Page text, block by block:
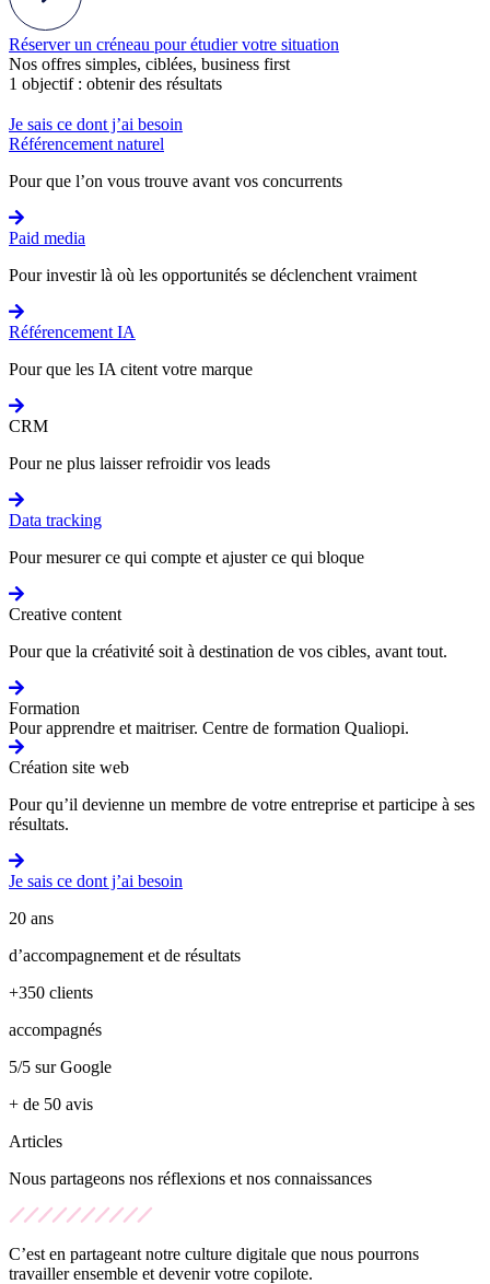
Réserver un créneau pour étudier votre situation
Nos offres simples, ciblées, business first
1 objectif : obtenir des résultats
Je sais ce dont j’ai besoin
Référencement naturel
Pour que l’on vous trouve avant vos concurrents
Paid media
Pour investir là où les opportunités se déclenchent vraiment
Référencement IA
Pour que les IA citent votre marque
CRM
Pour ne plus laisser refroidir vos leads
Data tracking
Pour mesurer ce qui compte et ajuster ce qui bloque
Creative content
Pour que la créativité soit à destination de vos cibles, avant tout.
Formation
Pour apprendre et maitriser. Centre de formation Qualiopi.
Création site web
Pour qu’il devienne un membre de votre entreprise et participe à ses
résultats.
Je sais ce dont j’ai besoin
20 ans
d’accompagnement et de résultats
+350 clients
accompagnés
5/5 sur Google
+ de 50 avis
Articles
Nous partageons nos réflexions et nos connaissances
C’est en partageant notre culture digitale que nous pourrons
travailler ensemble et devenir votre copilote.